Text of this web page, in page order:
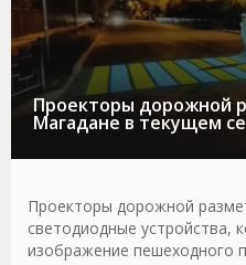
Проекторы дорожной
Магадане в текущем
Проекторы дорожной
светодиодные устройства,
изображение пешеходного